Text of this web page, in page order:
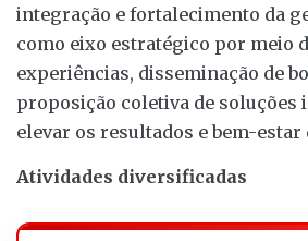
integração e fortalecimento da
como eixo estratégico por meio
experiências, disseminação de
proposição coletiva de soluções
elevar os resultados e bem-estar
Atividades diversificadas